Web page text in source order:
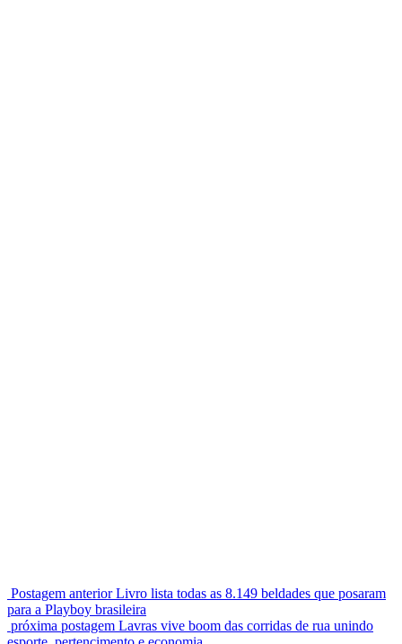
Postagem anterior Livro lista todas as 8.149 beldades que posaram
para a Playboy brasileira
próxima postagem Lavras vive boom das corridas de rua unindo